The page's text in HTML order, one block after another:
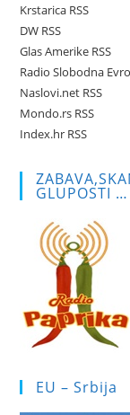
Krstarica RSS
DW RSS
Glas Amerike RSS
Radio Slobodna
Naslovi.net RSS
Mondo.rs RSS
Index.hr RSS
GLUPOSTI …
EU – Srbija